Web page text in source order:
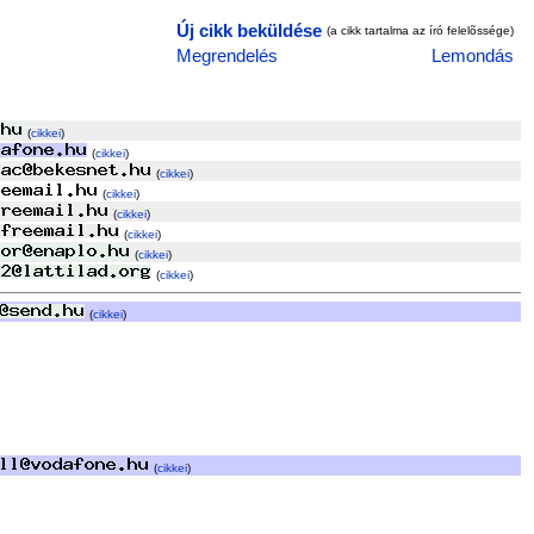
Új cikk beküldése (a cikk tartalma az író felelõssége)
Megrendelés Lemondás
(cikkei)
(cikkei)
(cikkei)
(cikkei)
(cikkei)
(cikkei)
(cikkei)
(cikkei)
(cikkei)
(cikkei)